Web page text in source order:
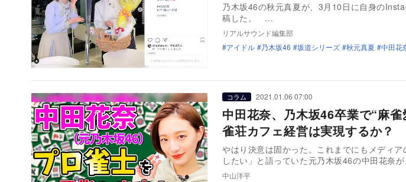
乃木坂46の秋元真夏が、3月10日に自身の
稿した。 …
リアルサウンド編集部
アイドル
乃木坂46 坂道シリーズ 秋元真夏 中田花
コラム 2021.01.06 07:00
中田花奈、乃木坂46卒業で“麻
雀荘カフェ経営は実現するか？
やはり決意は固かった。これまでにもメディ
したい」と語っていた元乃木坂46の中田花奈
中山洋平